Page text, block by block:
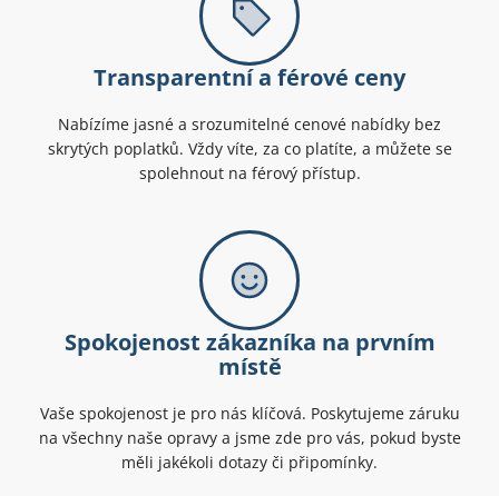
Transparentní a férové ceny
Nabízíme jasné a srozumitelné cenové nabídky bez
skrytých poplatků. Vždy víte, za co platíte, a můžete se
spolehnout na férový přístup.
Spokojenost zákazníka na prvním
místě
Vaše spokojenost je pro nás klíčová. Poskytujeme záruku
na všechny naše opravy a jsme zde pro vás, pokud byste
měli jakékoli dotazy či připomínky.